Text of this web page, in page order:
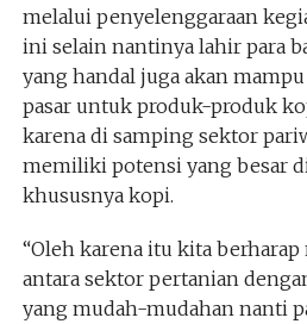
melalui penyelenggaraan
ini selain nantinya lahir para
yang handal juga akan
pasar untuk produk-produk
karena di samping sektor
memiliki potensi yang besar
khususnya kopi.
“Oleh karena itu kita
antara sektor pertanian
yang mudah-mudahan nanti